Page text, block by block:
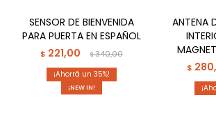
SENSOR DE BIENVENIDA
PARA PUERTA EN ESPAÑOL
$ 221,00 $340,00
35
¡NEW IN!
ANTENA
$